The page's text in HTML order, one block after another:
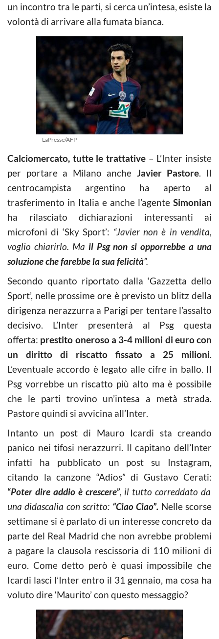
un incontro tra le parti, si cerca un’intesa, esiste la
volontà di arrivare alla fumata bianca.
LaPresse/AFP
Calciomercato, tutte le trattative – L’Inter insiste
per portare a Milano anche Javier Pastore. Il
centrocampista argentino ha aperto al
trasferimento in Italia e anche l’agente Simonian
ha rilasciato dichiarazioni interessanti ai
microfoni di ‘Sky Sport’: “Javier non è in vendita,
voglio chiarirlo. Ma il Psg non si opporrebbe a una
soluzione che farebbe la sua felicità”.
Secondo quanto riportato dalla ‘Gazzetta dello
Sport’, nelle prossime ore è previsto un blitz della
dirigenza nerazzurra a Parigi per tentare l’assalto
decisivo. L’Inter presenterà al Psg questa
offerta: prestito oneroso a 3-4 milioni di euro con
un diritto di riscatto fissato a 25 milioni.
L’eventuale accordo è legato alle cifre in ballo. Il
Psg vorrebbe un riscatto più alto ma è possibile
che le parti trovino un’intesa a metà strada.
Pastore quindi si avvicina all’Inter.
Intanto un post di Mauro Icardi sta creando
panico nei tifosi nerazzurri. Il capitano dell’Inter
infatti ha pubblicato un post su Instagram,
citando la canzone “Adios” di Gustavo Cerati:
“Poter dire addio è crescere”, il tutto correddato da
una didascalia con scritto: “Ciao Ciao”. Nelle scorse
settimane si è parlato di un interesse concreto da
parte del Real Madrid che non avrebbe problemi
a pagare la clausola rescissoria di 110 milioni di
euro. Come detto però è quasi impossibile che
Icardi lasci l’Inter entro il 31 gennaio, ma cosa ha
voluto dire ‘Maurito’ con questo messaggio?